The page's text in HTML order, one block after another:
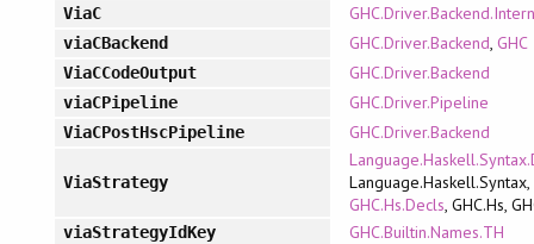
ViaC
viaCBackend GHC.Driver.Backend,GHC
ViaCCodeOutput GHC.Driver.Backend
viaCPipeline GHC.Driver.Pipeline
ViaCPostHscPipeline GHC.Driver.Backend
ViaStrategy
Language.Haskell.Syntax,
GHC.Hs.Decls, GHC.Hs,
viaStrategyIdKey GHC.Builtin.Names.TH